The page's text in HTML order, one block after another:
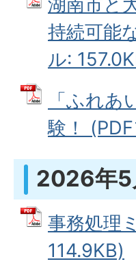
持続可能
ル:
「ふれ
験！
2026年5
事務処理
114.9KB)